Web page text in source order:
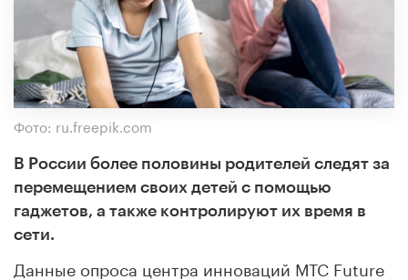
Фото: ru.freepik.com
В России более половины родителей следят за
перемещением своих детей с помощью
гаджетов, а также контролируют их время в
сети.
Данные опроса центра инноваций МТС Future